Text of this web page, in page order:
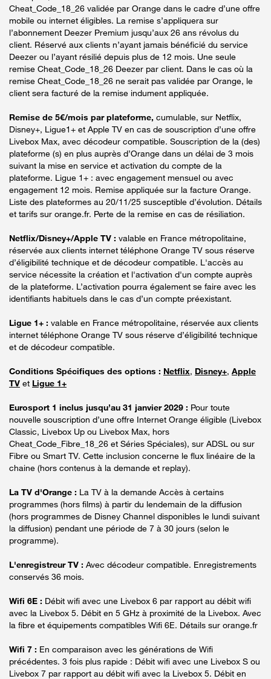
Cheat_Code_18_26 validée par Orange dans le cadre d’une offre
mobile ou internet éligibles. La remise s’appliquera sur
l’abonnement Deezer Premium jusqu’aux 26 ans révolus du
client. Réservé aux clients n’ayant jamais bénéficié du service
Deezer ou l’ayant résilié depuis plus de 12 mois. Une seule
remise Cheat_Code_18_26 Deezer par client. Dans le cas où la
remise Cheat_Code_18_26 ne serait pas validée par Orange, le
client sera facturé de la remise indument appliquée.
Remise de 5€/mois par plateforme, cumulable, sur Netflix,
Disney+, Ligue1+ et Apple TV en cas de souscription d’une offre
Livebox Max, avec décodeur compatible. Souscription de la (des)
plateforme (s) en plus auprès d’Orange dans un délai de 3 mois
suivant la mise en service et activation du compte de la
plateforme. Ligue 1+ : avec engagement mensuel ou avec
engagement 12 mois. Remise appliquée sur la facture Orange.
Liste des plateformes au 20/11/25 susceptible d’évolution. Détails
et tarifs sur orange.fr. Perte de la remise en cas de résiliation.
Netflix/Disney+/Apple TV : valable en France métropolitaine,
réservée aux clients internet téléphone Orange TV sous réserve
d’éligibilité technique et de décodeur compatible. L'accès au
service nécessite la création et l'activation d'un compte auprès
de la plateforme. L’activation pourra également se faire avec les
identifiants habituels dans le cas d’un compte préexistant.
Ligue 1+ : valable en France métropolitaine, réservée aux clients
internet téléphone Orange TV sous réserve d’éligibilité technique
et de décodeur compatible.
Conditions Spécifiques des options : Netflix, Disney+, Apple
TV et Ligue 1+
Eurosport 1 inclus jusqu’au 31 janvier 2029 : Pour toute
nouvelle souscription d’une offre Internet Orange éligible (Livebox
Classic, Livebox Up ou Livebox Max, hors
Cheat_Code_Fibre_18_26 et Séries Spéciales), sur ADSL ou sur
Fibre ou Smart TV. Cette inclusion concerne le flux linéaire de la
chaine (hors contenus à la demande et replay).
La TV d'Orange : La TV à la demande Accès à certains
programmes (hors films) à partir du lendemain de la diffusion
(hors programmes de Disney Channel disponibles le lundi suivant
la diffusion) pendant une période de 7 à 30 jours (selon le
programme).
L'enregistreur TV : Avec décodeur compatible. Enregistrements
conservés 36 mois.
Wifi 6E : Débit wifi avec une Livebox 6 par rapport au débit wifi
avec la Livebox 5. Débit en 5 GHz à proximité de la Livebox. Avec
la fibre et équipements compatibles Wifi 6E. Détails sur orange.fr
Wifi 7 : En comparaison avec les générations de Wifi
précédentes. 3 fois plus rapide : Débit wifi avec une Livebox S ou
Livebox 7 par rapport au débit wifi avec la Livebox 5. Débit en